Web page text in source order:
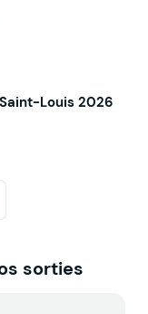
Louis 2026
sorties